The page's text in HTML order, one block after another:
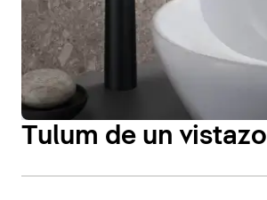
Tulum de un vistazo